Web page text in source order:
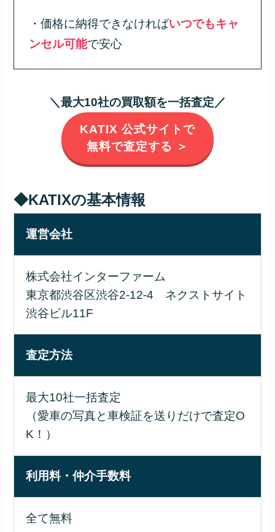
・価格に納得できなければいつでもキャ
ンセル可能で安心
＼最大10社の買取額を一括査定／
KATIX 公式サイトで
無料で査定する ＞
◆KATIXの基本情報
運営会社
株式会社インターファーム
東京都渋谷区渋谷2-12-4 ネクストサイト
渋谷ビル11F
査定方法
最大10社一括査定
（愛車の写真と車検証を送りだけで査定O
K！）
利用料・仲介手数料
全て無料